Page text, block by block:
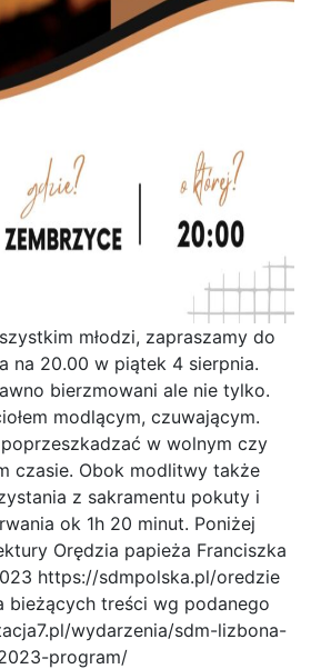
młodzi, zapraszamy do
na 20.00 w piątek 4 sierpnia.
bierzmowani ale nie tylko.
modlącym, czuwającym.
w wolnym czy
czasie. Obok modlitwy także
z sakramentu pokuty i
ok 1h 20 minut. Poniżej
Orędzia papieża Franciszka
https://sdmpolska.pl/oredzie
bieżących treści wg podanego
wydarzenia/sdm-lizbona-
program/